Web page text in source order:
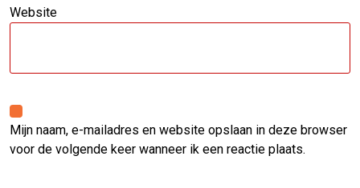
Website
Mijn naam, e-mailadres en website opslaan in deze browser
voor de volgende keer wanneer ik een reactie plaats.